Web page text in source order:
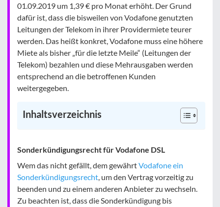
01.09.2019 um 1,39 € pro Monat erhöht. Der Grund
dafür ist, dass die bisweilen von Vodafone genutzten
Leitungen der Telekom in ihrer Providermiete teurer
werden. Das heißt konkret, Vodafone muss eine höhere
Miete als bisher „für die letzte Meile“ (Leitungen der
Telekom) bezahlen und diese Mehrausgaben werden
entsprechend an die betroffenen Kunden
weitergegeben.
Inhaltsverzeichnis
Sonderkündigungsrecht für Vodafone DSL
Wem das nicht gefällt, dem gewährtVodafone ein
Sonderkündigungsrecht, um den Vertrag vorzeitig zu
beenden und zu einem anderen Anbieter zu wechseln.
Zu beachten ist, dass die Sonderkündigung bis